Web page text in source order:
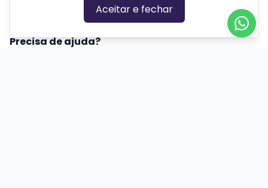
Aceitar e fechar
Precisa de ajuda?